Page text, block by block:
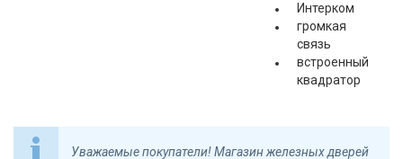
Интерком
громкая
связь
встроенный
квадратор
Уважаемые покупатели! Магазин железных дверей